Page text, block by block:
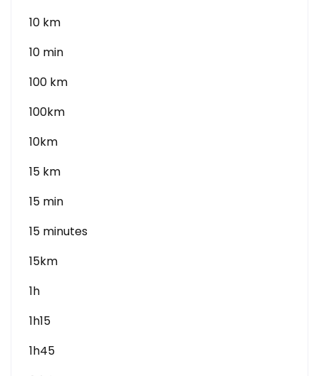
10 km
10 min
100 km
100km
10km
15 km
15 min
15 minutes
15km
1h
1h15
1h45